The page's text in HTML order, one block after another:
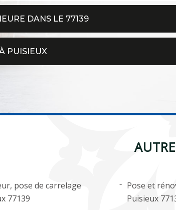
DANS LE 77139
PUISIEUX
pose de carrelage
77139
Pose et
Puisieux